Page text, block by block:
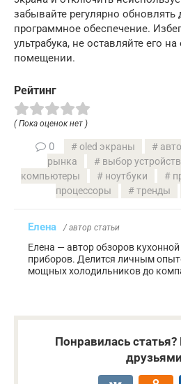
забывайте регулярно обновлять
программное обеспечение.
ультрабука, не оставляйте его
помещении.
Рейтинг
( Пока оценок нет )
0 oled экраны
рынка
выбор
компьютеры
ноутбуки
процессоры
тренды
Елена / автор статьи
Елена — автор обзоров
приборов. Делится личным
мощных холодильников до
Понравилась